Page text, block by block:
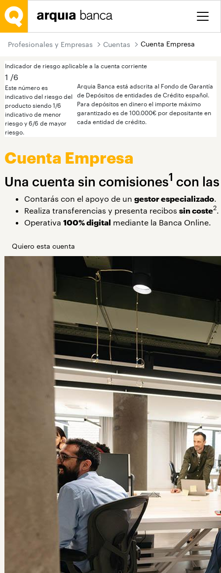
Saltar al contenido principal
Profesionales y Empresas Cuentas Cuenta Empresa
Indicador de riesgo aplicable a la cuenta corriente
1 /6
Este número es
indicativo del riesgo del
producto siendo 1/6
indicativo de menor
riesgo y 6/6 de mayor
riesgo.
Arquia Banca está adscrita al Fondo de Garantía
de Depósitos de entidades de Crédito español.
Para depósitos en dinero el importe máximo
garantizado es de 100.000€ por depositante en
cada entidad de crédito.
Cuenta Empresa
Una cuenta sin comisiones1 con
Contarás con el apoyo de un gestor especializado.
Realiza transferencias y presenta recibos sin coste2.
Operativa 100% digital mediante la Banca Online.
Quiero esta cuenta